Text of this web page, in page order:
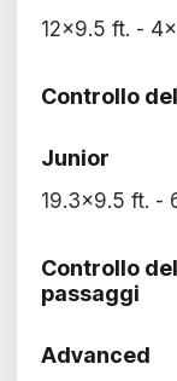
12x9.5 ft. -
Controllo
Junior
19.3x9.5 ft. -
Controllo
passaggi
Advanced